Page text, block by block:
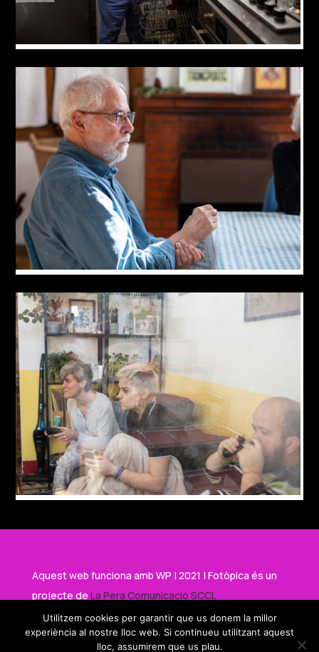
Aquest web funciona amb WP | 2021 | Fotòpica és un
projecte de La Pera Comunicació SCCL
Amb el suport de
Utilitzem cookies per garantir que us donem la millor
experiència al nostre lloc web. Si continueu utilitzant aquest
lloc, assumirem que us plau.